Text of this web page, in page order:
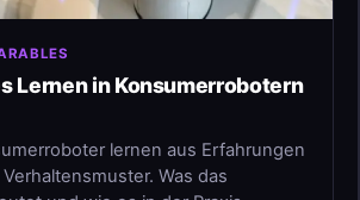
Lernen in Konsumerrobotern
lernen aus Erfahrungen
Was das